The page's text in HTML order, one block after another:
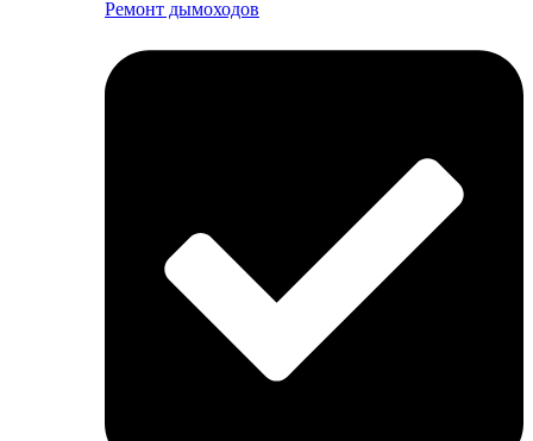
Ремонт дымоходов